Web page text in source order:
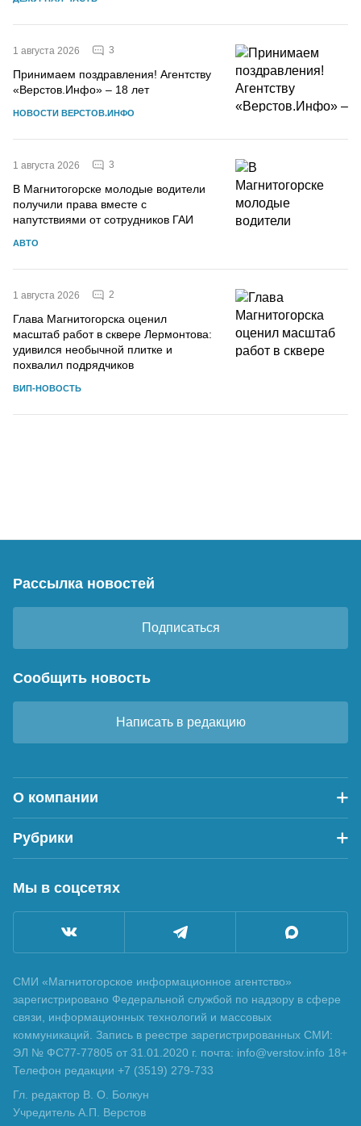
1 августа 2026 3
Принимаем поздравления! Агентству
«Верстов.Инфо» – 18 лет
НОВОСТИ ВЕРСТОВ.ИНФО
1 августа 2026 3
В Магнитогорске молодые водители
получили права вместе с
напутствиями от сотрудников ГАИ
АВТО
1 августа 2026 2
Глава Магнитогорска оценил
масштаб работ в сквере Лермонтова:
удивился необычной плитке и
похвалил подрядчиков
ВИП-НОВОСТЬ
Рассылка новостей
Подписаться
Сообщить новость
Написать в редакцию
О компании
Рубрики
Мы в соцсетях
СМИ «Магнитогорское информационное агентство»
зарегистрировано Федеральной службой по надзору в сфере
связи, информационных технологий и массовых
коммуникаций. Запись в реестре зарегистрированных СМИ:
ЭЛ № ФС77-77805 от 31.01.2020 г. почта: info@verstov.info 18+
Телефон редакции +7 (3519) 279-733
Гл. редактор В. О. Болкун
Учредитель А.П. Верстов